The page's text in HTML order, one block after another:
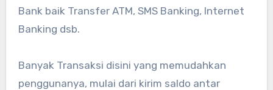
Bank baik Transfer ATM, SMS Banking, Internet
Banking dsb.
Banyak Transaksi disini yang memudahkan
penggunanya, mulai dari kirim saldo antar